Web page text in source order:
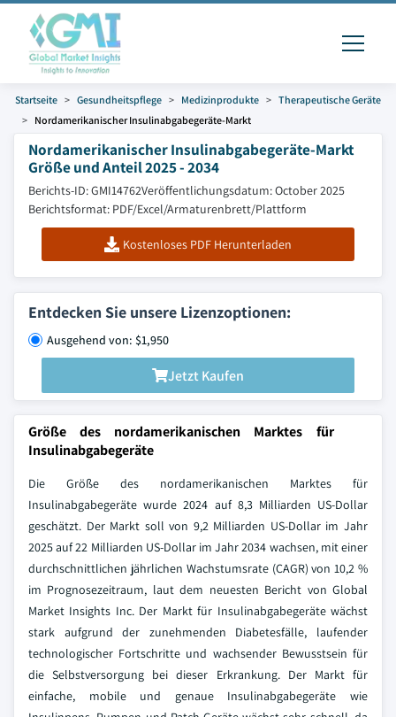
Startseite Gesundheitspflege Medizinprodukte
Therapeutische Geräte
Nordamerikanischer Insulinabgabegeräte-Markt
Nordamerikanischer Insulinabgabegeräte-Markt
Größe und Anteil 2025 - 2034
Berichts-ID: GMI14762Veröffentlichungsdatum: October 2025
Berichtsformat: PDF/Excel/Armaturenbrett/Plattform
Kostenloses PDF Herunterladen
Entdecken Sie unsere Lizenzoptionen:
Ausgehend von: $1,950
Jetzt Kaufen
Größe des nordamerikanischen Marktes für
Insulinabgabegeräte
Die Größe des nordamerikanischen Marktes für
Insulinabgabegeräte wurde 2024 auf 8,3 Milliarden US-Dollar
geschätzt. Der Markt soll von 9,2 Milliarden US-Dollar im Jahr
2025 auf 22 Milliarden US-Dollar im Jahr 2034 wachsen, mit einer
durchschnittlichen jährlichen Wachstumsrate (CAGR) von 10,2 %
im Prognosezeitraum, laut dem neuesten Bericht von Global
Market Insights Inc. Der Markt für Insulinabgabegeräte wächst
stark aufgrund der zunehmenden Diabetesfälle, laufender
technologischer Fortschritte und wachsender Bewusstsein für
die Selbstversorgung bei dieser Erkrankung. Der Markt für
einfache, mobile und genaue Insulinabgabegeräte wie